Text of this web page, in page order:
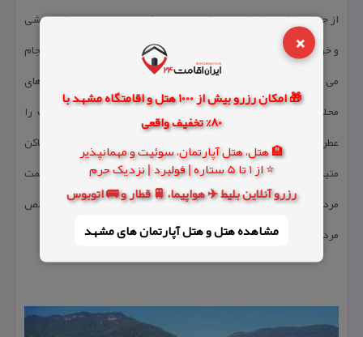
×
🎁 امکان رزرو بیش از 1000 هتل و اقامتگاه مشهد با
80% تخفیف واقعی
🏨 هتل، هتل آپارتمان، سوئیت و مهمانپذیر
⭐ از 1 تا 5 ستاره | فولبرد | نزدیک حرم
رزرو آنلاین بلیط ✈️ هواپیما، 🚆 قطار و 🚌 اتوبوس
مشاهده هتل و هتل‌ آپارتمان های مشهد
از جمله دارایی های این روستا محسوب می شود. چیدن سبزی های وحشی
و خودرو در میان جنگل روستا كاری است كه زنان روستای خطیب كلا انجام
می دهند.این سبزی های معطر كه زنان روستایی از آنها در طبخ غذاهای
محلی استفاده می كنند با بوی خوش خود جنگل در آستانه حیات را
عطرآگین كردند. امامزاده قاسم در جوار روستای خطیب كلا از جمله اماكن
متبركه مورد اعتقاد اهالی این منطقه است این بنای قدیمی كه به همت
مردم و معتقدان در حال نوسازی است نشانگر اعتقاد پایدار و عشق خالص
مردم این دیار به اهل بیت عصمت و طهارت (ع) است .